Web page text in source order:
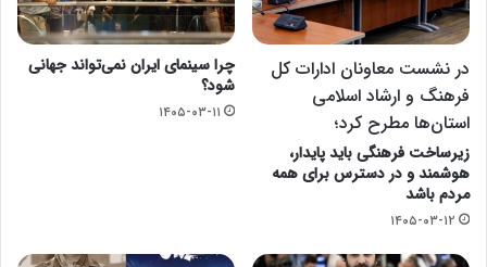
در نشست معاونان ادارات کل
فرهنگ و ارشاد اسلامی
استان‌ها مطرح کرد؛
زیرساخت فرهنگی باید پایدار،
هوشمند و در دسترس برای همه
مردم باشد
۱۴۰۵-۰۳-۱۲
چرا سینمای ایران نمی‌تواند جهانی
شود؟
۱۴۰۵-۰۳-۱۱